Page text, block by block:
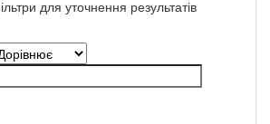
для уточнення результатів